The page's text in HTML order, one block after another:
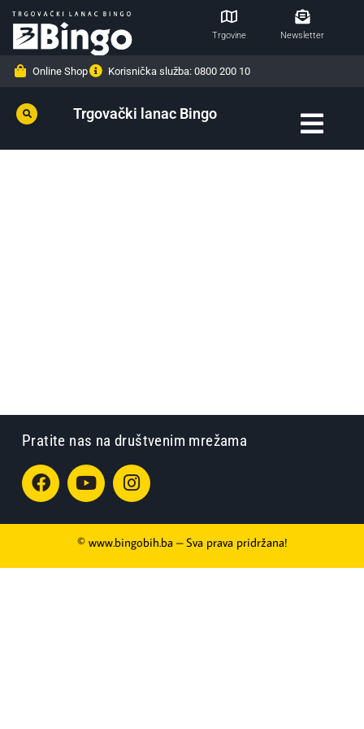
Trgovine Newsletter
Online Shop Korisnička služba: 0800 200 10
Trgovački lanac Bingo
Pratite nas na društvenim mrežama
© www.bingobih.ba – Sva prava pridržana!